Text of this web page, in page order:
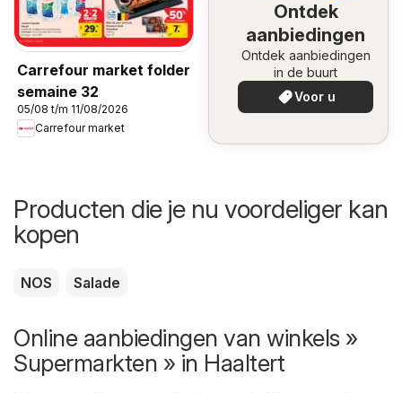
Carrefour market folder
semaine 32
05/08 t/m 11/08/2026
Carrefour market
Ontdek
aanbiedingen
Ontdek aanbiedingen
in de buurt
Voor u
Producten die je nu voordeliger kan
kopen
NOS Salade
Online aanbiedingen van winkels »
Supermarkten » in Haaltert